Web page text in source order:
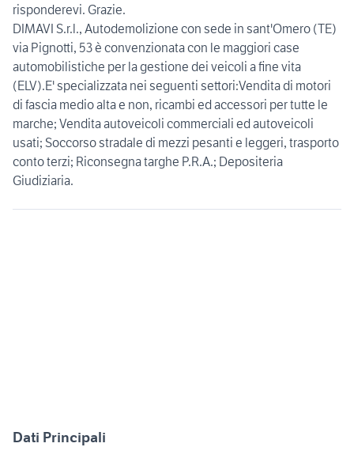
risponderevi. Grazie.
DIMAVI S.r.l., Autodemolizione con sede in sant'Omero (TE)
via Pignotti, 53 è convenzionata con le maggiori case
automobilistiche per la gestione dei veicoli a fine vita
(ELV).E' specializzata nei seguenti settori:Vendita di motori
di fascia medio alta e non, ricambi ed accessori per tutte le
marche; Vendita autoveicoli commerciali ed autoveicoli
usati; Soccorso stradale di mezzi pesanti e leggeri, trasporto
conto terzi; Riconsegna targhe P.R.A.; Depositeria
Giudiziaria.
Dati Principali